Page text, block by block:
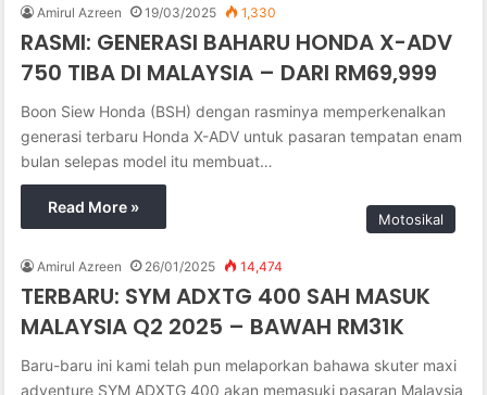
Amirul Azreen 19/03/2025 1,330
RASMI: GENERASI BAHARU HONDA X-ADV
750 TIBA DI MALAYSIA – DARI RM69,999
Boon Siew Honda (BSH) dengan rasminya memperkenalkan
generasi terbaru Honda X-ADV untuk pasaran tempatan enam
bulan selepas model itu membuat…
Read More »
Motosikal
Amirul Azreen 26/01/2025 14,474
TERBARU: SYM ADXTG 400 SAH MASUK
MALAYSIA Q2 2025 – BAWAH RM31K
Baru-baru ini kami telah pun melaporkan bahawa skuter maxi
adventure SYM ADXTG 400 akan memasuki pasaran Malaysia